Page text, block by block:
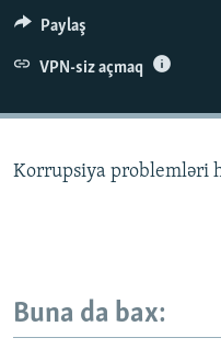
İNFOQRAFIKA
KARIKATURA
AZƏRBAYCAN ƏDƏBIYYATI
İSLAM VƏ DEMOKRATIYA
MISSIYAMIZ
PEŞƏ ETIKASI VƏ
BIZIMLƏ ƏLAQƏ
BIZI IZLƏ
Paylaş
VPN-siz açmaq
Korrupsiya problemləri
Buna da bax: